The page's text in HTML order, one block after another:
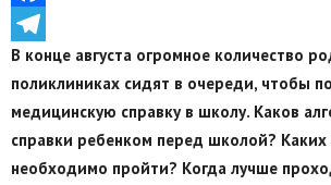
Facebook
Telegram
В конце августа огромное количество
поликлиниках сидят в очереди, чтобы
медицинскую справку в школу. Каков
справки ребенком перед школой? Каких
необходимо пройти? Когда лучше